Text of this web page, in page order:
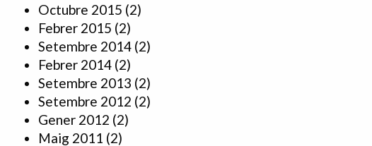
Octubre 2015 (2)
Febrer 2015 (2)
Setembre 2014 (2)
Febrer 2014 (2)
Setembre 2013 (2)
Setembre 2012 (2)
Gener 2012 (2)
Maig 2011 (2)